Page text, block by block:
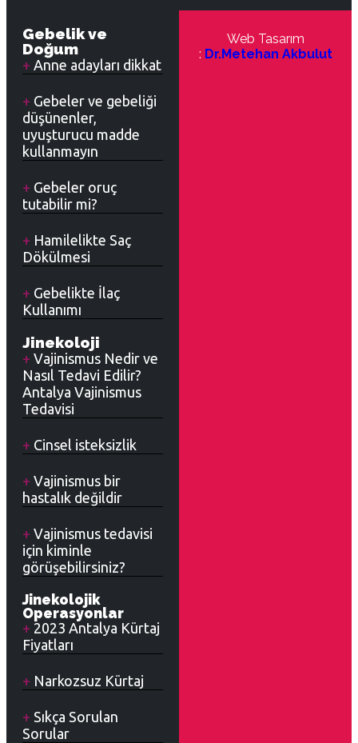
Gebelik ve
Doğum
Anne adayları dikkat
Gebeler ve gebeliği
düşünenler,
uyuşturucu madde
kullanmayın
Gebeler oruç
tutabilir mi?
Hamilelikte Saç
Dökülmesi
Gebelikte İlaç
Kullanımı
Jinekoloji
Vajinismus Nedir ve
Nasıl Tedavi Edilir?
Antalya Vajinismus
Tedavisi
Cinsel isteksizlik
Vajinismus bir
hastalık değildir
Vajinismus tedavisi
için kiminle
görüşebilirsiniz?
Jinekolojik
Operasyonlar
2023 Antalya Kürtaj
Fiyatları
Narkozsuz Kürtaj
Sıkça Sorulan
Sorular
Web Tasarım
: Dr.Metehan Akbulut